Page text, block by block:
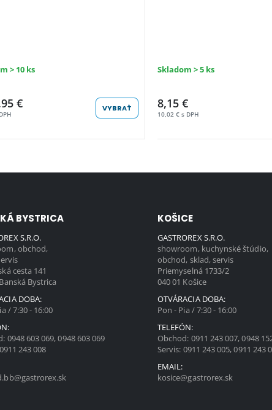
> 10 ks
€ VYBRAŤ
Skladom > 5 ks
8,15 €
10,02 € s DPH
BYSTRICA
S.R.O.
obchod,
cesta 141
Bystrica
DOBA:
/ 7:30 - 16:00
0948 603 069,0948 603 069
0911 243 008
KOŠICE
GASTROREX S.R.O.
showroom, kuchynské štúdio,
obchod, sklad, servis
Priemyselná 1733/2
040 01 Košice
OTVÁRACIA DOBA:
Pon - Pia / 7:30 - 16:00
TELEFÓN:
Obchod: 0911 243 007,0948
Servis: 0911 243 005,0911 243
EMAIL:
kosice@gastrorex.sk